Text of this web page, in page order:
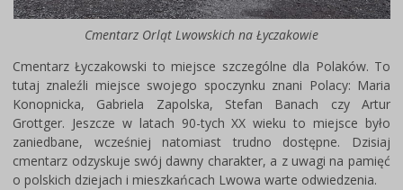
Cmentarz Orląt Lwowskich na Łyczakowie
Cmentarz Łyczakowski to miejsce szczególne dla Polaków. To
tutaj znaleźli miejsce swojego spoczynku znani Polacy: Maria
Konopnicka, Gabriela Zapolska, Stefan Banach czy Artur
Grottger. Jeszcze w latach 90-tych XX wieku to miejsce było
zaniedbane, wcześniej natomiast trudno dostępne. Dzisiaj
cmentarz odzyskuje swój dawny charakter, a z uwagi na pamięć
o polskich dziejach i mieszkańcach Lwowa warte odwiedzenia.